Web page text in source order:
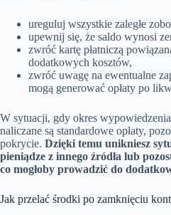
ureguluj wszystkie zaległe
upewnij się, że saldo wynosi
zwróć kartę płatniczą
dodatkowych kosztów,
zwróć uwagę na ewentualne
mogą generować opłaty po
W sytuacji, gdy okres
naliczane są standardowe opłaty,
pokrycie. Dzięki temu unikniesz
pieniądze z innego źródła lub
co mogłoby prowadzić do
Jak przelać środki po zamknięciu